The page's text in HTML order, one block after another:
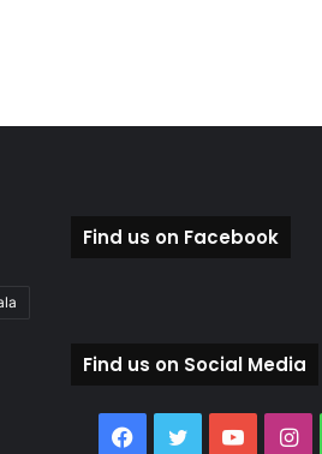
Find us on Facebook
Find us on Social Media
Facebook
TwitterYouTube